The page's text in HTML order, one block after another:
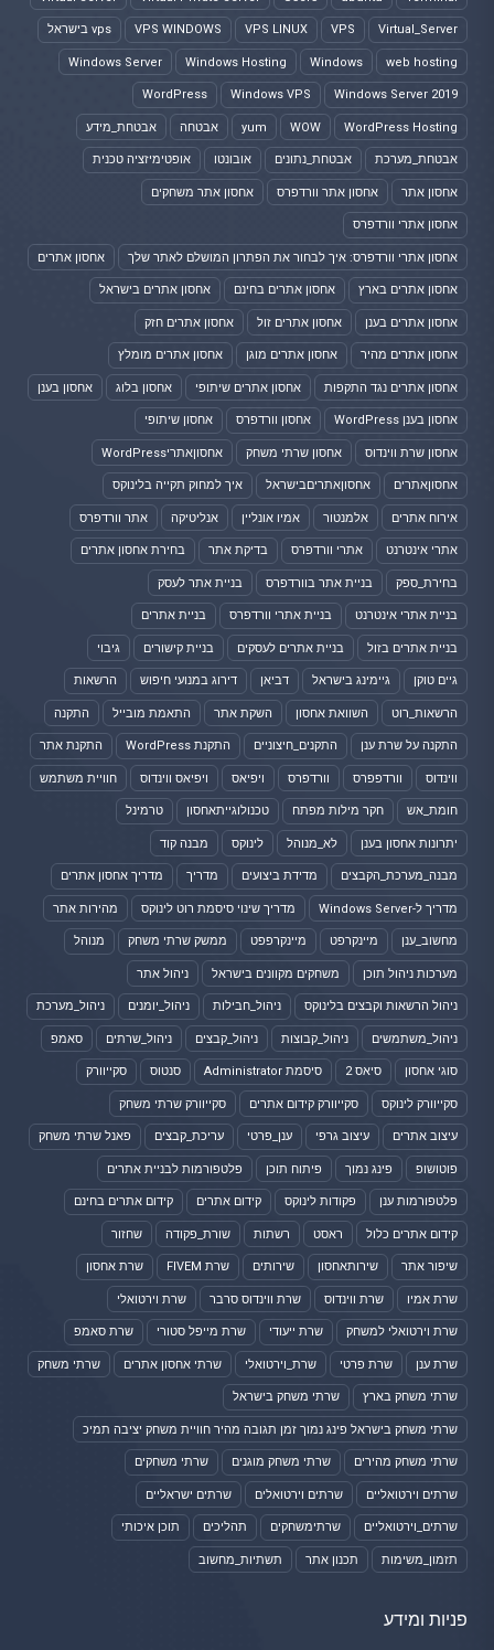
Virtual_Server
VPS
VPS LINUX
VPS WINDOWS vps בישראל
web hosting
Windows
Windows Hosting
Windows Server
Windows Server 2019
Windows VPS
WordPress
WordPress Hosting
WOW
yum אבטחה אבטחת_מידע
אבטחת_מערכת אבטחת_נתונים אובונטו אופטימיזציה טכנית
אחסון אתר אחסון אתר וורדפרס אחסון אתר משחקים
אחסון אתרי וורדפרס
אחסון אתרי וורדפרס: איך לבחור את הפתרון המושלם לאתר שלך אחסון אתרים
אחסון אתרים בארץ אחסון אתרים בחינם אחסון אתרים בישראל
אחסון אתרים בענן אחסון אתרים זול אחסון אתרים חזק
אחסון אתרים מהיר אחסון אתרים מוגן אחסון אתרים מומלץ
אחסון אתרים נגד התקפות אחסון אתרים שיתופי אחסון בלוג אחסון בענן
אחסון בענן WordPress אחסון וורדפרס אחסון שיתופי
אחסון שרת ווינדוס אחסון שרתי משחק אחסוןאתריWordPress
אחסוןאתרים אחסוןאתריםבישראל איך למחוק תקייה בלינוקס
אירוח אתרים אלמנטור אמיו אונליין אנליטיקה אתר וורדפרס
אתרי אינטרנט אתרי וורדפרס בדיקת אתר בחירת אחסון אתרים
בחירת_ספק בניית אתר בוורדפרס בניית אתר לעסק
בניית אתרי אינטרנט בניית אתרי וורדפרס בניית אתרים
בניית אתרים בזול בניית אתרים לעסקים בניית קישורים גיבוי
גיים טוקן גיימינג בישראל דביאן דירוג במנועי חיפוש הרשאות
הרשאות_רוט השוואת אחסון השקת אתר התאמת מובייל התקנה
התקנה על שרת ענן התקנים_חיצוניים התקנת WordPress התקנת אתר
ווינדוס וורדפפרס וורדפרס ויפיאס ויפיאס ווינדוס חוויית משתמש
חומת_אש חקר מילות מפתח טכנולוגייתאחסון טרמינל
יתרונות אחסון בענן לא_מנוהל לינוקס מבנה קוד
מבנה_מערכת_הקבצים מדידת ביצועים מדריך מדריך אחסון אתרים
מדריך ל-Windows Server מדריך שינוי סיסמת רוט לינוקס מהירות אתר
מחשוב_ענן מיינקרפט מיינקרפפט ממשק שרתי משחק מנוהל
מערכות ניהול תוכן משחקים מקוונים בישראל ניהול אתר
ניהול הרשאות וקבצים בלינוקס ניהול_חבילות ניהול_יומנים ניהול_מערכת
ניהול_משתמשים ניהול_קבוצות ניהול_קבצים ניהול_שרתים סאמפ
סוגי אחסון סיאס 2 סיסמת Administrator סנטוס סקייוורק
סקייוורק לינוקס סקייוורק קידום אתרים סקייוורק שרתי משחק
עיצוב אתרים עיצוב גרפי ענן_פרטי עריכת_קבצים פאנל שרתי משחק
פוטושופ פינג נמוך פיתוח תוכן פלטפורמות לבניית אתרים
פלטפורמות ענן פקודות לינוקס קידום אתרים קידום אתרים בחינם
קידום אתרים כלול ראסט רשתות שורת_פקודה שחזור
שיפור אתר שירותאחסון שירותים שרת FIVEM שרת אחסון
שרת אמיו שרת ווינדוס שרת ווינדוס סרבר שרת וירטואלי
שרת וירטואלי למשחק שרת ייעודי שרת מייפל סטורי שרת סאמפ
שרת ענן שרת פרטי שרת_וירטואלי שרתי אחסון אתרים שרתי משחק
שרתי משחק בארץ שרתי משחק בישראל
שרתי משחק בישראל פינג נמוך זמן תגובה מהיר חוויית משחק יציבה תמיכ
שרתי משחק מהירים שרתי משחק מוגנים שרתי משחקים
שרתים וירטואליים שרתים וירטואלים שרתים ישראליים
שרתים_וירטואליים שרתימשחקים תהליכים תוכן איכותי
תזמון_משימות תכנון אתר תשתיות_מחשוב
פניות ומידע